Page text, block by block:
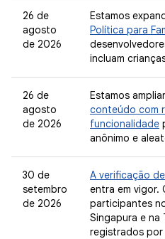
26 de
agosto
de 2026
Estamos
Política para
incluam
26 de
agosto
de 2026
Estamos
conteúdo com
funcionalidade
anônimo e
30 de
setembro
de 2026
A verificação
entra em vigor.
participantes
Singapura e na
registrados por